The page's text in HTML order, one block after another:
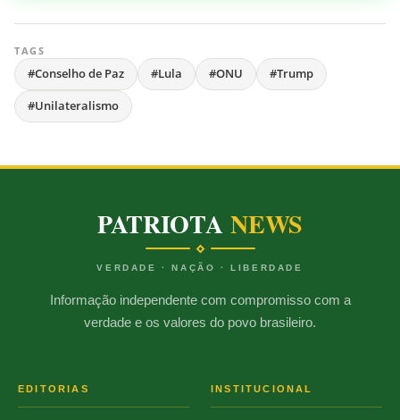
TAGS
#Conselho de Paz #Lula #ONU
#Trump
#Unilateralismo
PATRIOTANEWS
VERDADE · NAÇÃO · LIBERDADE
Informação independente com compromisso com a
verdade e os valores do povo brasileiro.
EDITORIAS INSTITUCIONAL